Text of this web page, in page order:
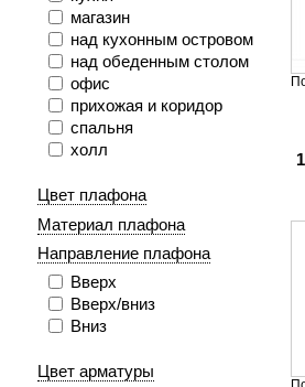
магазин
над кухонным островом
над обеденным столом
офис
прихожая и коридор
спальня
холл
Цвет плафона
Материал плафона
Направление плафона
Вверх
Вверх/вниз
Вниз
Цвет арматуры